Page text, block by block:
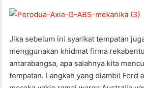
Jika sebelum ini syarikat tempatan
menggunakan khidmat firma
antarabangsa, apa salahnya kita
tempatan. Langkah yang diambil Ford